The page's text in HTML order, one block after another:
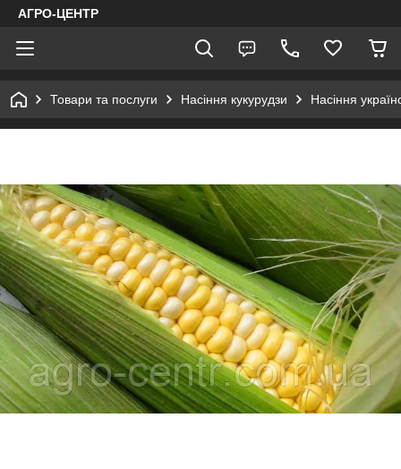
АГРО-ЦЕНТР
Товари та послуги Насіння кукурудзи Насіння